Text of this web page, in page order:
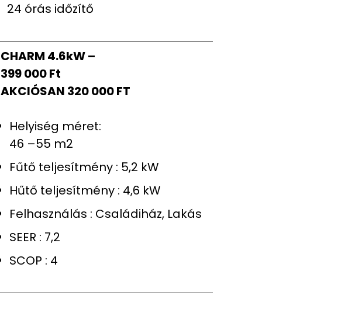
24 órás időzítő
CHARM 4.6kW –
399 000 Ft
AKCIÓSAN 320 000 FT
Helyiség méret:
46 –55 m2
Fűtő teljesítmény : 5,2 kW
Hűtő teljesítmény : 4,6 kW
Felhasználás : Családiház, Lakás
SEER : 7,2
SCOP : 4